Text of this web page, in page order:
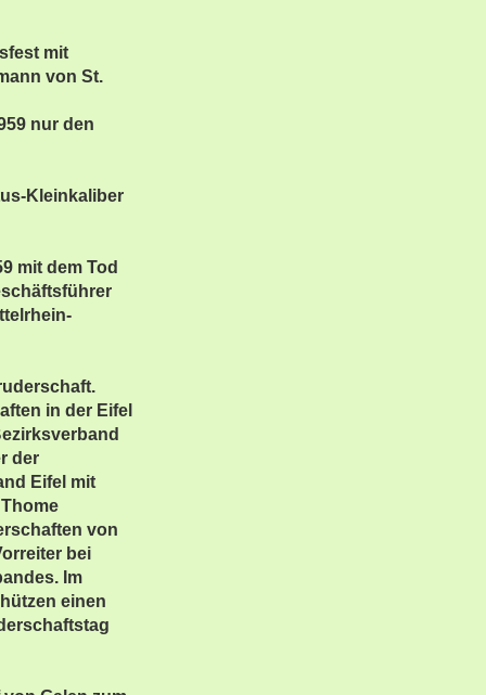
mit
von St.
nur den
Kleinkaliber
mit dem Tod
in der Eifel
der
Eifel mit
von
bei
Im
einen